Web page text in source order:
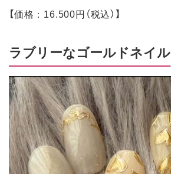
【価格：16.500円（税込）】
ラブリーなゴールドネイル